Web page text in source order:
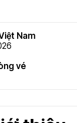
Nam
vé